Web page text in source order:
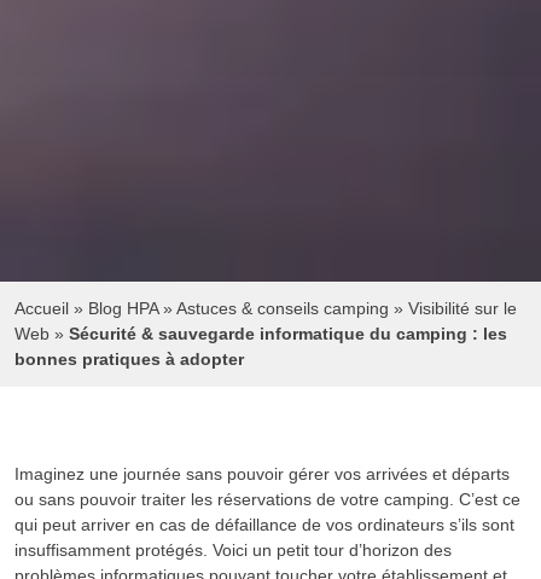
Accueil » Blog HPA»Astuces & conseils camping » Visibilité sur le
Web » Sécurité & sauvegarde informatique du camping : les
bonnes pratiques à adopter
Imaginez une journée sans pouvoir gérer vos arrivées et départs
ou sans pouvoir traiter les réservations de votre camping. C’est ce
qui peut arriver en cas de défaillance de vos ordinateurs s’ils sont
insuffisamment protégés. Voici un petit tour d’horizon des
problèmes informatiques pouvant toucher votre établissement et